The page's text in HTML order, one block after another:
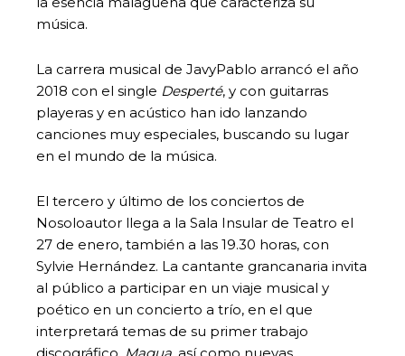
música.
La carrera musical de JavyPablo arrancó el año
2018 con el single Desperté, y con guitarras
playeras y en acústico han ido lanzando
canciones muy especiales, buscando su lugar
en el mundo de la música.
El tercero y último de los conciertos de
Nosoloautor llega a la Sala Insular de Teatro el
27 de enero, también a las 19.30 horas, con
Sylvie Hernández. La cantante grancanaria invita
al público a participar en un viaje musical y
poético en un concierto a trío, en el que
interpretará temas de su primer trabajo